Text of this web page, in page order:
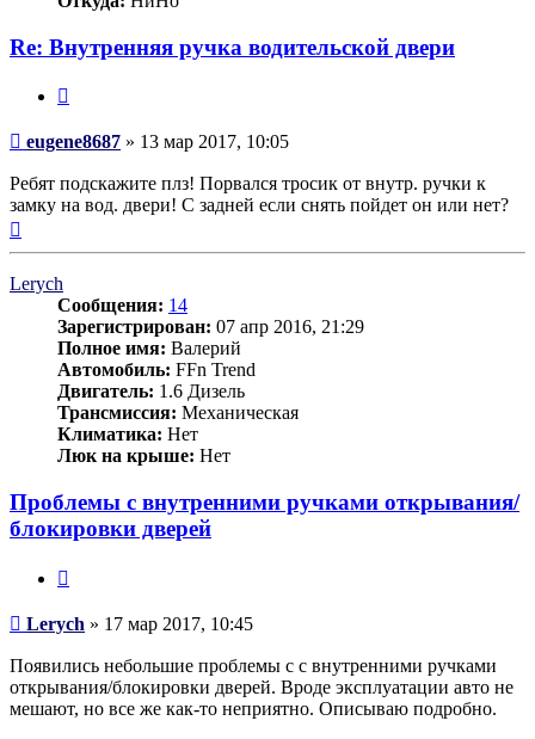
Re: Внутренняя ручка водительской двери
Сообщение
eugene8687 » 13 мар 2017, 10:05
Ребят подскажите плз! Порвался тросик от внутр. ручки к
замку на вод. двери! С задней если снять пойдет он или нет?
к
Lerych
Сообщения: 14
Зарегистрирован: 07 апр 2016, 21:29
Полное имя: Валерий
Автомобиль: FFn Trend
Двигатель: 1.6 Дизель
Трансмиссия: Механическая
Климатика: Нет
Люк на крыше: Нет
Проблемы с внутренними ручками открывания/
блокировки дверей
Сообщение
Lerych » 17 мар 2017, 10:45
Появились небольшие проблемы с с внутренними ручками
открывания/блокировки дверей. Вроде эксплуатации авто не
мешают, но все же как-то неприятно. Описываю подробно.